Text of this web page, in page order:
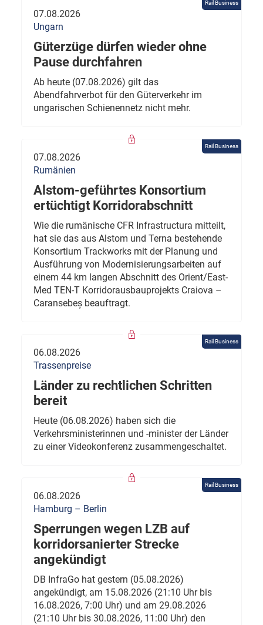
Rail Business
07.08.2026
Ungarn
Güterzüge dürfen wieder ohne
Pause durchfahren
Ab heute (07.08.2026) gilt das
Abendfahrverbot für den Güterverkehr im
ungarischen Schienennetz nicht mehr.
Rail Business
07.08.2026
Rumänien
Alstom-geführtes Konsortium
ertüchtigt Korridorabschnitt
Wie die rumänische CFR Infrastructura mitteilt,
hat sie das aus Alstom und Terna bestehende
Konsortium Trackworks mit der Planung und
Ausführung von Modernisierungsarbeiten auf
einem 44 km langen Abschnitt des Orient/East-
Med TEN-T Korridorausbauprojekts Craiova –
Caransebeș beauftragt.
Rail Business
06.08.2026
Trassenpreise
Länder zu rechtlichen Schritten
bereit
Heute (06.08.2026) haben sich die
Verkehrsministerinnen und -minister der Länder
zu einer Videokonferenz zusammengeschaltet.
Rail Business
06.08.2026
Hamburg – Berlin
Sperrungen wegen LZB auf
korridorsanierter Strecke
angekündigt
DB InfraGo hat gestern (05.08.2026)
angekündigt, am 15.08.2026 (21:10 Uhr bis
16.08.2026, 7:00 Uhr) und am 29.08.2026
(21:10 Uhr bis 30.08.2026, 11:00 Uhr) den